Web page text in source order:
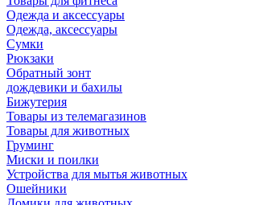
Одежда и аксессуары
Одежда, аксессуары
Сумки
Рюкзаки
Обратный зонт
дождевики и бахилы
Бижутерия
Товары из телемагазинов
Товары для животных
Груминг
Миски и поилки
Устройства для мытья животных
Ошейники